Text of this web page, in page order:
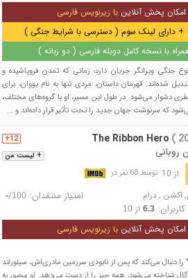
امکان پخش آنلاین با زیرنویس فارسی
+ دارای لینک سوم ( دسترسی با شرایط جنگی )
با نسخه کامل دوبله فارسی ( دو زبانه )
جنگی ویرانگر جریان دارد؛ زمانی که تمدن فروپاشیده و
شده‌اند. قهرمان داستان، مردی تنها به نام یووان، برای
دشوار می‌شود. در طول این مسیر، او با گروه‌های مختلف،
که سرنوشت جهان جدید را تحت تأثیر قرار داده‌اند و ...
+ لیست من
12+ The Ribbon Hero (
روبانی
از 10 توسط 68 نفر در
, اکشن , درام امتیاز منتقدان: -/100
کاربران: 6.3از 10
امکان پخش آنلاین با زیرنویس فارسی
را دنبال می‌کند که پس از نابودی سرزمین مادری‌اش، سیلورلند
شناخته می‌شود، همه چیز را از دست می‌دهد. او مجبور به